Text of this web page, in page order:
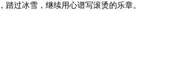
过冰雪，继续用心谱写滚烫的乐章。